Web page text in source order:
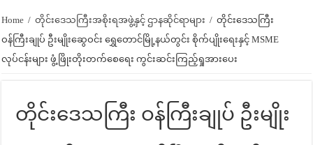
Home / တိုင်းဒေသကြီးအစိုးရအဖွဲ့နှင့် ဌာနဆိုင်ရာများ / တိုင်းဒေသကြီး
ဝန်ကြီးချုပ် ဦးမျိုးဆွေဝင်း ရွှေတောင်မြို့နယ်တွင်း စိုက်ပျိုးရေးနှင့် MSME
လုပ်ငန်းများ ဖွံ့ဖြိုးတိုးတက်စေရေး ကွင်းဆင်းကြည့်ရှုအားပေး
တိုင်းဒေသကြီး ဝန်ကြီးချုပ် ဦးမျိုး